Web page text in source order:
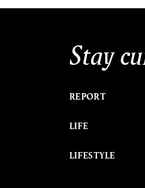
Stay
REPORT
LIFE
LIFESTYLE